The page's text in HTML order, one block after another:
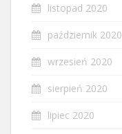
listopad 2020
październik 2020
wrzesień 2020
sierpień 2020
lipiec 2020